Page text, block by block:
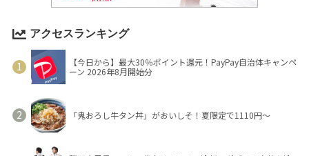
アクセスランキング
【今日から】最大30％ポイント還元！PayPay自治体キャンペ
ーン 2026年8月開始分
「鬼おろし牛タン丼」がおいしそ！夏限定で1110円～